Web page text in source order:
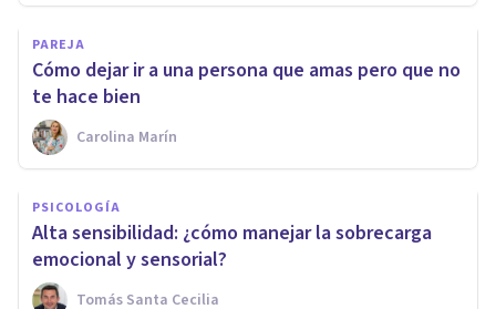
PAREJA
Cómo dejar ir a una persona que amas pero que no
te hace bien
Carolina Marín
PSICOLOGÍA
Alta sensibilidad: ¿cómo manejar la sobrecarga
emocional y sensorial?
Tomás Santa Cecilia